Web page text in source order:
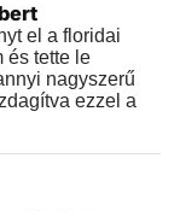
el a floridai
és tette le
nagyszerű
ezzel a